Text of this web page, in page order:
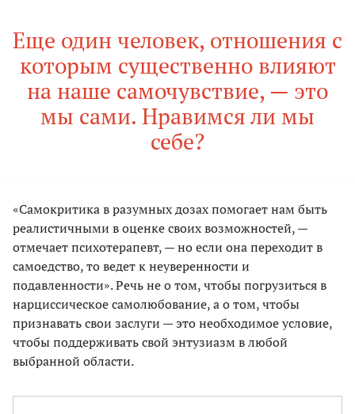
Еще один человек, отношения с
которым существенно влияют
на наше самочувствие, — это
мы сами. Нравимся ли мы
себе?
«Самокритика в разумных дозах помогает нам быть
реалистичными в оценке своих возможностей, —
отмечает психотерапевт, — но если она переходит в
самоедство, то ведет к неуверенности и
подавленности». Речь не о том, чтобы погрузиться в
нарциссическое самолюбование, а о том, чтобы
признавать свои заслуги — это необходимое условие,
чтобы поддерживать свой энтузиазм в любой
выбранной области.